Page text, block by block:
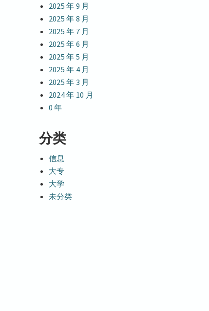
2025 年 9 月
2025 年 8 月
2025 年 7 月
2025 年 6 月
2025 年 5 月
2025 年 4 月
2025 年 3 月
2024 年 10 月
0 年
分类
信息
大专
大学
未分类